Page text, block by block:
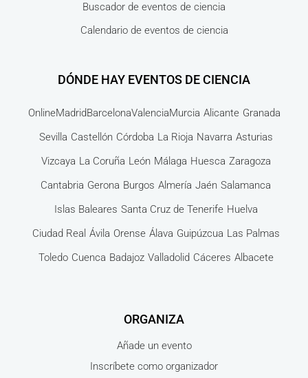
Buscador de eventos de ciencia
Calendario de eventos de ciencia
DÓNDE HAY EVENTOS DE CIENCIA
OnlineMadridBarcelonaValenciaMurcia Alicante Granada
Sevilla Castellón Córdoba La Rioja Navarra Asturias
Vizcaya La Coruña León Málaga Huesca Zaragoza
Cantabria Gerona Burgos Almería Jaén Salamanca
Islas Baleares Santa Cruz de Tenerife Huelva
Ciudad Real Ávila Orense Álava Guipúzcua Las Palmas
Toledo Cuenca Badajoz Valladolid Cáceres Albacete
ORGANIZA
Añade un evento
Inscríbete como organizador